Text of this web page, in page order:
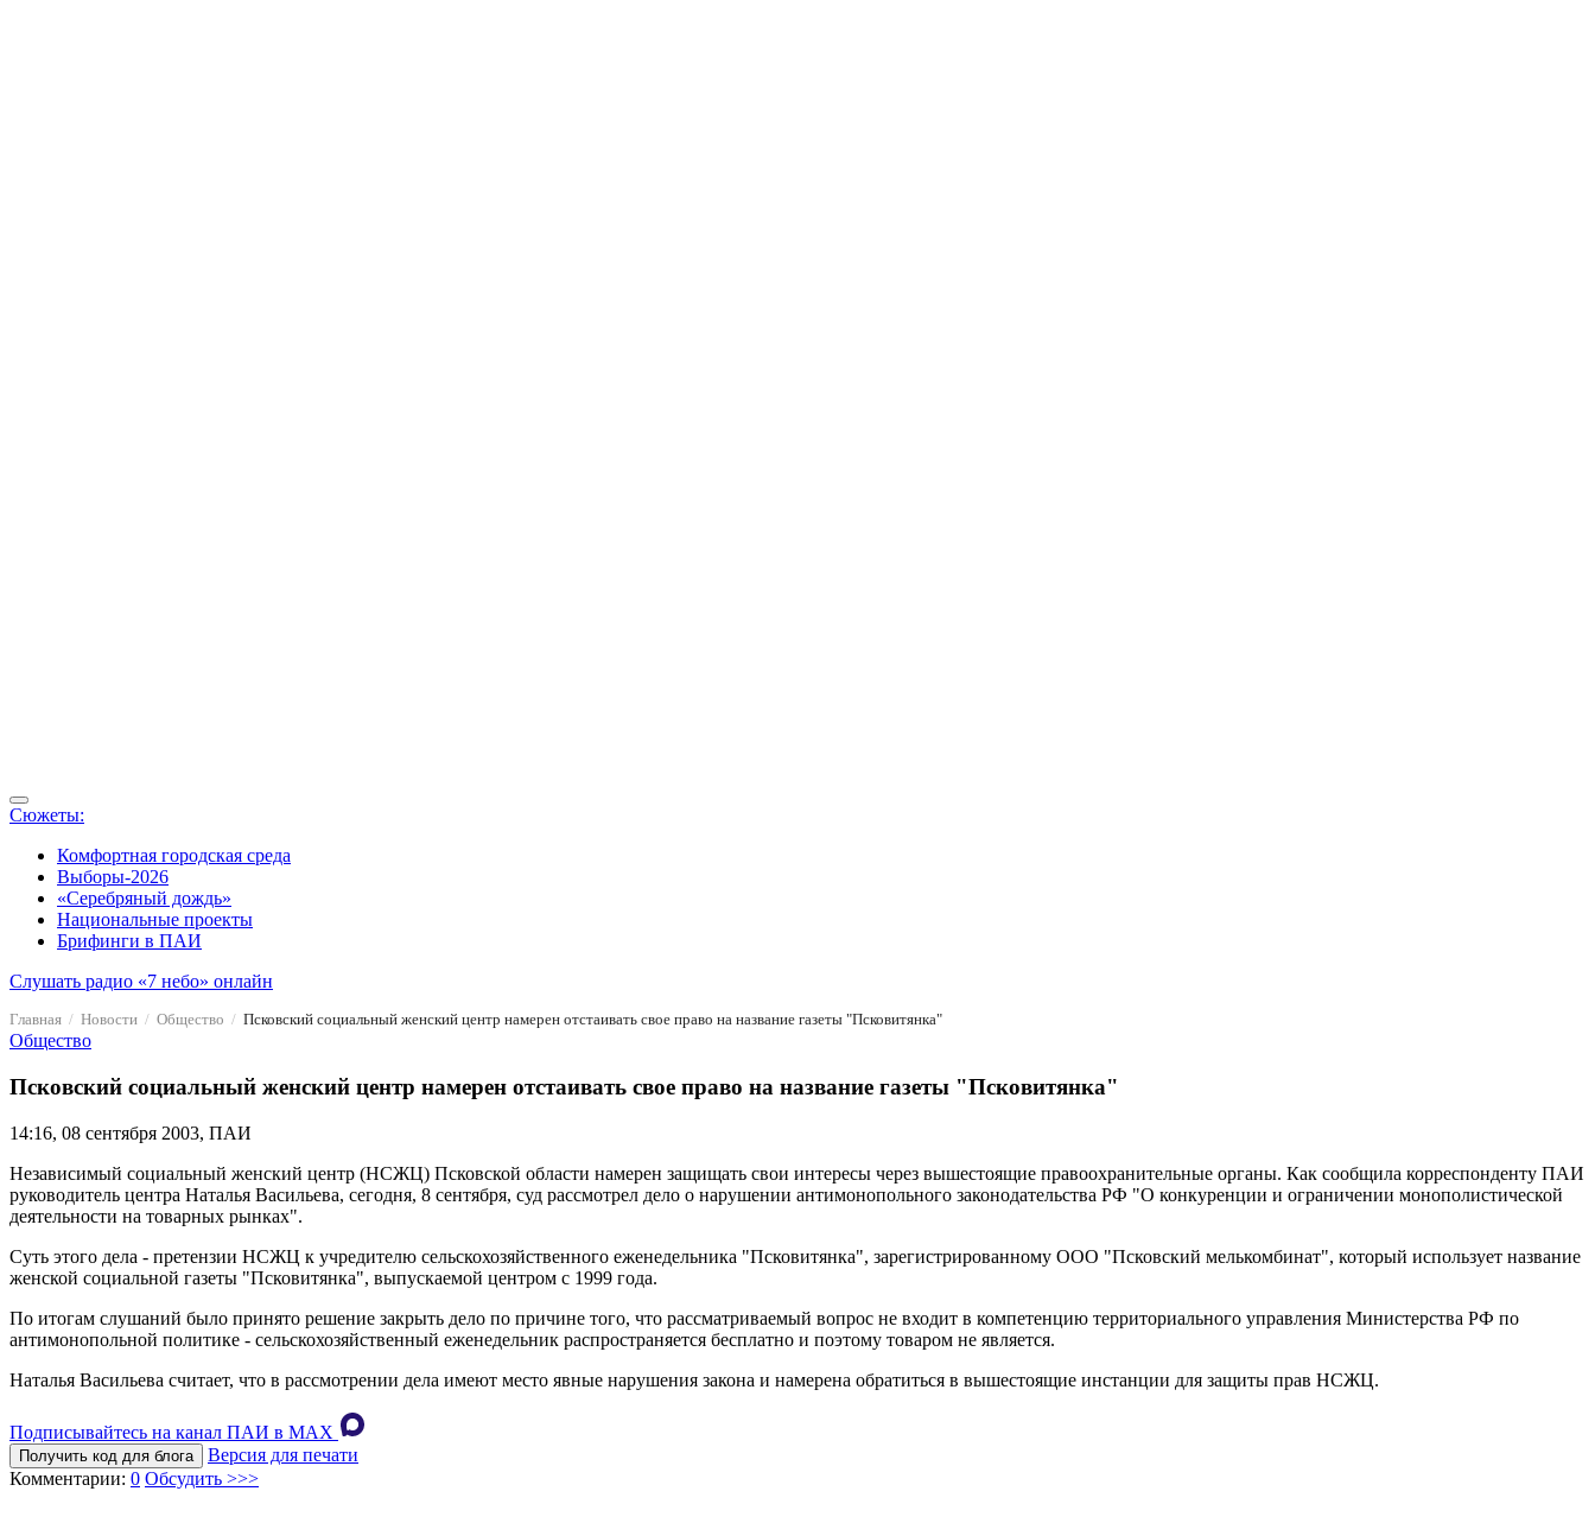
Сюжеты:
Комфортная городская среда
Выборы-2026
«Серебряный дождь»
Национальные проекты
Брифинги в ПАИ
Слушать радио «7 небо» онлайн
Главная Новости Общество Псковский социальный женский центр намерен отстаивать свое право на название газеты "Псковитянка"
Общество
Псковский социальный женский центр намерен отстаивать свое право на название газеты "Псковитянка"
14:16, 08 сентября 2003, ПАИ
Независимый социальный женский центр (НСЖЦ) Псковской области намерен защищать свои интересы через вышестоящие правоохранительные органы. Как сообщила корреспонденту ПАИ
руководитель центра Наталья Васильева, сегодня, 8 сентября, суд рассмотрел дело о нарушении антимонопольного законодательства РФ "О конкуренции и ограничении монополистической
деятельности на товарных рынках".
Суть этого дела - претензии НСЖЦ к учредителю сельскохозяйственного еженедельника "Псковитянка", зарегистрированному ООО "Псковский мелькомбинат", который использует название
женской социальной газеты "Псковитянка", выпускаемой центром с 1999 года.
По итогам слушаний было принято решение закрыть дело по причине того, что рассматриваемый вопрос не входит в компетенцию территориального управления Министерства РФ по
антимонопольной политике - сельскохозяйственный еженедельник распространяется бесплатно и поэтому товаром не является.
Наталья Васильева считает, что в рассмотрении дела имеют место явные нарушения закона и намерена обратиться в вышестоящие инстанции для защиты прав НСЖЦ.
Подписывайтесь на канал ПАИ в MAХ
Получить код для блога
Версия для печати
Комментарии: 0 Обсудить >>>